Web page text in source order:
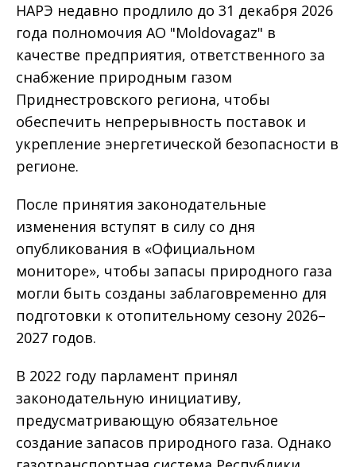
НАРЭ недавно продлило до 31 декабря 2026
года полномочия АО "Moldovagaz" в
качестве предприятия, ответственного за
снабжение природным газом
Приднестровского региона, чтобы
обеспечить непрерывность поставок и
укрепление энергетической безопасности в
регионе.
После принятия законодательные
изменения вступят в силу со дня
опубликования в «Официальном
мониторе», чтобы запасы природного газа
могли быть созданы заблаговременно для
подготовки к отопительному сезону 2026–
2027 годов.
В 2022 году парламент принял
законодательную инициативу,
предусматривающую обязательное
создание запасов природного газа. Однако